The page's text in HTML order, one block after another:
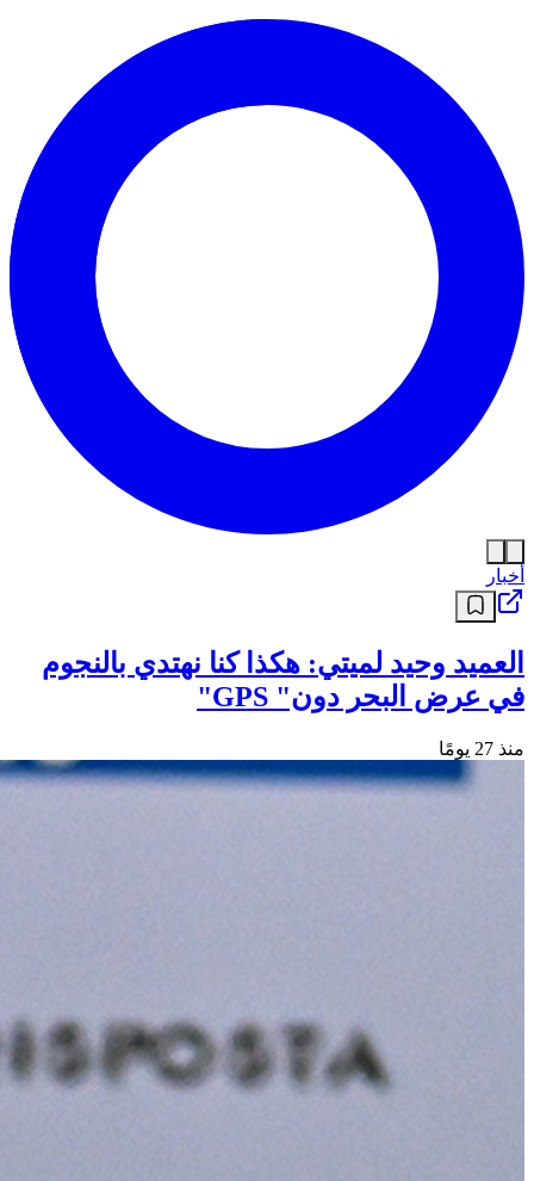
أخبار
العميد وحيد لميتي: هكذا كنا نهتدي بالنجوم
في عرض البحر دون" GPS"
منذ 27 يومًا